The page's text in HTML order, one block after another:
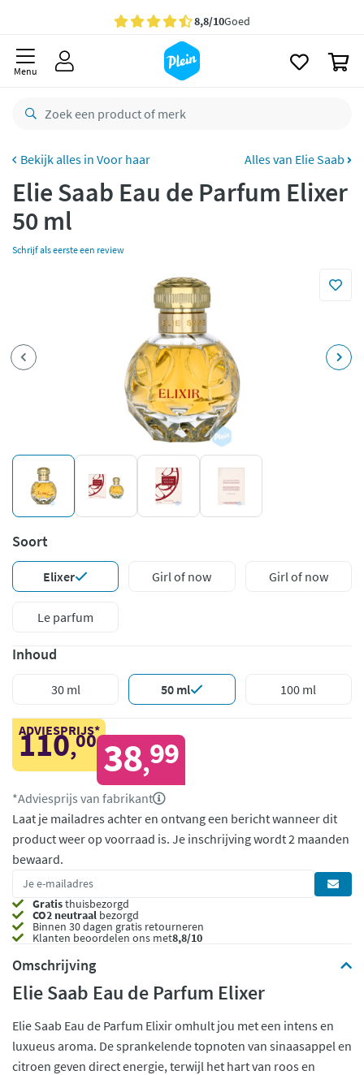
Gratisbezorging vanaf 35,- *
besteld,
Gratisretourneren
Betaal met Klarna
Menu
Voor haar Alles van Elie Saab
Elie Saab Eau de Parfum Elixer
50 ml
Schrijf als eerste een review
Soort
Elixer Girl of now Girl of now
Le parfum
Inhoud
30 ml 50 ml 100 ml
ADVIESPRIJS*
110,00 38,99
*Adviesprijs van fabrikant
Laat je mailadres achter en ontvang een bericht wanneer dit
product weer op voorraad is. Je inschrijving wordt 2 maanden
bewaard.
Gratisthuisbezorgd
CO2 neutraal bezorgd
Binnen 30 dagen gratis retourneren
Klanten beoordelen ons met8,8/10
Omschrijving
Elie Saab Eau de Parfum Elixer
Elie Saab Eau de Parfum Elixir omhult jou met een intens en
luxueus aroma. De sprankelende topnoten van sinaasappel en
citroen geven direct energie, terwijl het hart van roos en